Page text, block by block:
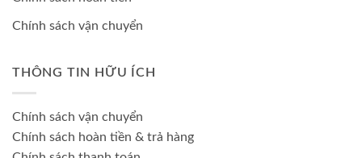
Chính sách vận chuyển
THÔNG TIN HỮU ÍCH
Chính sách vận chuyển
Chính sách hoàn tiền & trả hàng